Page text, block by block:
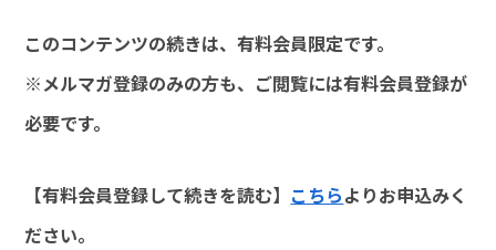
このコンテンツの続きは、有料会員限定です。
※メルマガ登録のみの方も、ご閲覧には有料会員登録が
必要です。
【有料会員登録して続きを読む】 こちらよりお申込みく
ださい。